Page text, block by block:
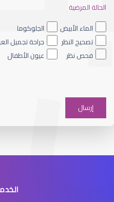
عيون الاطفال الملونه
عيون الاطفال الخدج
الحالة المرضية
الماء الأبيض
الجلوكوما
تصحيح النظر
جراحة تجميل
فحص نظر
عيون الأطفال